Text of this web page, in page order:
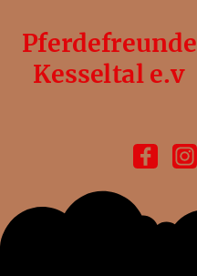
Pferdefreunde
Kesseltal e.v